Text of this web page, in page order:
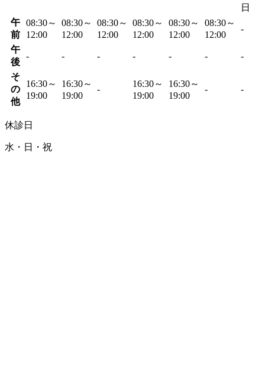
日
午
前
08:30～
12:00
08:30～
12:00
08:30～
12:00
08:30～
12:00
08:30～
12:00
08:30～
12:00
-
午
後
- - - - - - -
そ
の
他
16:30～
19:00
16:30～
19:00
-
16:30～
19:00
16:30～
19:00
- -
休診日
水・日・祝